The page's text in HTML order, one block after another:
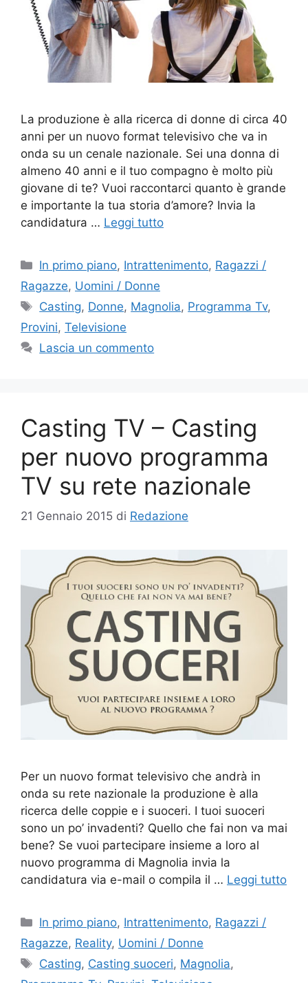
La produzione è alla ricerca di donne di circa 40
anni per un nuovo format televisivo che va in
onda su un cenale nazionale. Sei una donna di
almeno 40 anni e il tuo compagno è molto più
giovane di te? Vuoi raccontarci quanto è grande
e importante la tua storia d’amore? Invia la
candidatura … Leggi tutto
Categorie
In primo piano, Intrattenimento, Ragazzi /
Ragazze, Uomini / Donne
Tag
Casting, Donne, Magnolia, Programma Tv,
Provini, Televisione
Lascia un commento
Casting TV – Casting
per nuovo programma
TV su rete nazionale
21 Gennaio 2015 di Redazione
Per un nuovo format televisivo che andrà in
onda su rete nazionale la produzione è alla
ricerca delle coppie e i suoceri. I tuoi suoceri
sono un po’ invadenti? Quello che fai non va mai
bene? Se vuoi partecipare insieme a loro al
nuovo programma di Magnolia invia la
candidatura via e-mail o compila il … Leggi tutto
Categorie
In primo piano, Intrattenimento, Ragazzi /
Ragazze, Reality, Uomini / Donne
Tag
Casting, Casting suoceri, Magnolia,